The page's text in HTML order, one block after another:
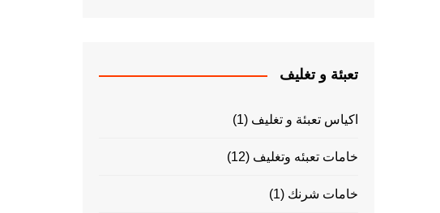
تعبئة و تغليف
اكياس تعبئة و تغليف (1)
خامات تعبئه وتغليف (12)
خامات شرنك (1)